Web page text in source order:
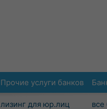
Прочие услуги банков
лизинг для юр.лиц все